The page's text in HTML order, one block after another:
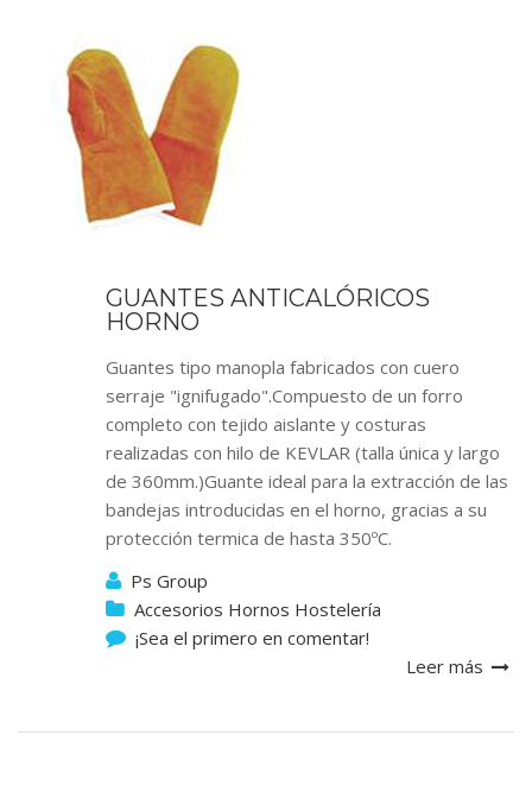
GUANTES ANTICALÓRICOS
HORNO
Guantes tipo manopla fabricados con cuero
serraje "ignifugado".Compuesto de un forro
completo con tejido aislante y costuras
realizadas con hilo de KEVLAR (talla única y largo
de 360mm.)Guante ideal para la extracción de las
bandejas introducidas en el horno, gracias a su
protección termica de hasta 350ºC.
Ps Group
Accesorios Hornos Hostelería
¡Sea el primero en comentar!
Leer más